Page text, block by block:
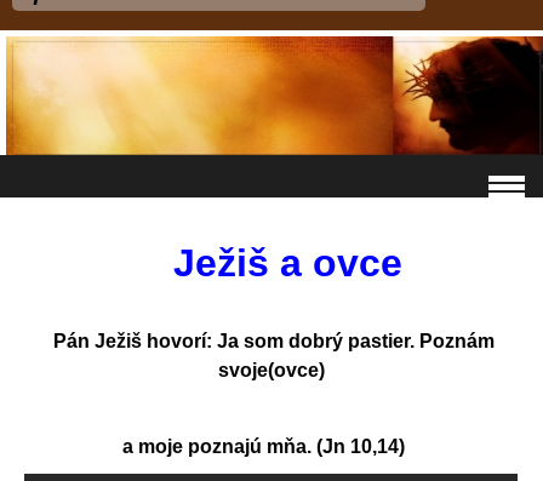
Ježiš a ovce
Pán Ježiš hovorí: Ja som dobrý pastier. Poznám
svoje(ovce)
a moje poznajú mňa. (Jn 10,14)